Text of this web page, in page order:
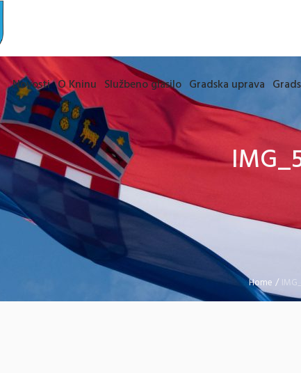
Novosti O Kninu Službeno glasilo Gradska uprava
Home /